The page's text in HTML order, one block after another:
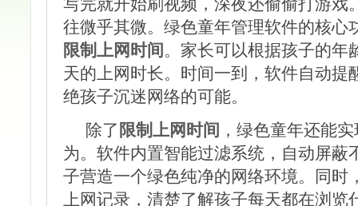
写完就开始刷视频，深夜还偷偷打游戏
往微乎其微。绿色童年管理软件的核心
限制上网时间 。家长可以根据孩子的年
天的上网时长。时间一到，软件自动提
绝孩子沉迷网络的可能。
除了 限制上网时间 ，绿色童年还能
为。软件内置智能过滤系统，自动屏蔽
子营造一个绿色纯净的网络环境。同时
上网记录，清楚了解孩子每天都在浏览